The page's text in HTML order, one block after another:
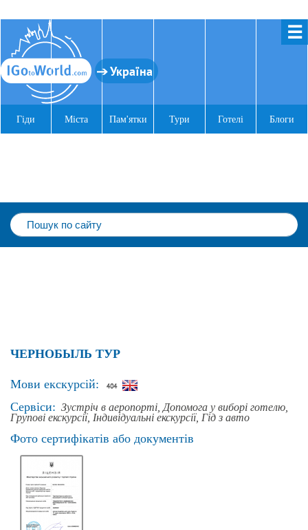
☰
Україна
Гіди Міста Пам'ятки Тури Готелі Блоги
ЧЕРНОБЫЛЬ ТУР
Мови екскурсій:
Сервіси: Зустріч в аеропорті, Допомога у виборі готелю,
Групові екскурсії, Індивідуальні екскурсії, Гід з авто
Фото сертифікатів або документів